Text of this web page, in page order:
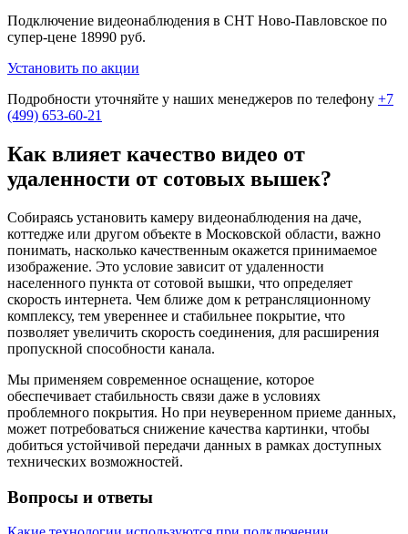
Подключение видеонаблюдения в СНТ Ново-Павловское по
супер-цене 18990 руб.
Установить по акции
Подробности уточняйте у наших менеджеров по телефону +7
(499) 653-60-21
Как влияет качество видео от
удаленности от сотовых вышек?
Собираясь установить камеру видеонаблюдения на даче,
коттедже или другом объекте в Московской области, важно
понимать, насколько качественным окажется принимаемое
изображение. Это условие зависит от удаленности
населенного пункта от сотовой вышки, что определяет
скорость интернета. Чем ближе дом к ретрансляционному
комплексу, тем увереннее и стабильнее покрытие, что
позволяет увеличить скорость соединения, для расширения
пропускной способности канала.
Мы применяем современное оснащение, которое
обеспечивает стабильность связи даже в условиях
проблемного покрытия. Но при неуверенном приеме данных,
может потребоваться снижение качества картинки, чтобы
добиться устойчивой передачи данных в рамках доступных
технических возможностей.
Вопросы и ответы